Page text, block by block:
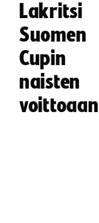
Lakritsi
Suomen
Cupin
naisten
voittoaan